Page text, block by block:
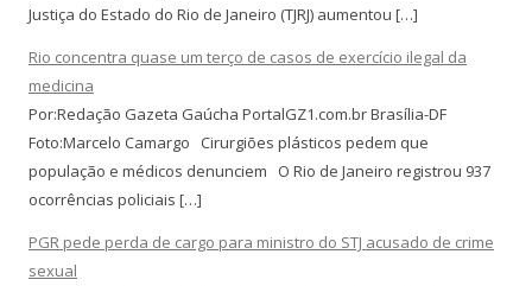
Justiça do Estado do Rio de Janeiro (TJRJ) aumentou […]
Rio concentra quase um terço de casos de exercício ilegal da
medicina
Por:Redação Gazeta Gaúcha PortalGZ1.com.br Brasília-DF
Foto:Marcelo Camargo Cirurgiões plásticos pedem que
população e médicos denunciem O Rio de Janeiro registrou 937
ocorrências policiais […]
PGR pede perda de cargo para ministro do STJ acusado de crime
sexual